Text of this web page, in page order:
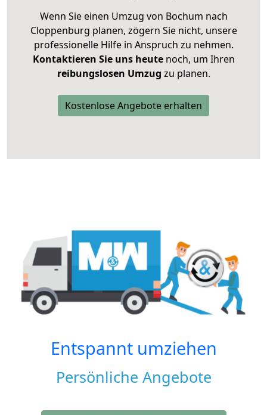
Wenn Sie einen Umzug von Bochum nach
Cloppenburg planen, zögern Sie nicht, unsere
professionelle Hilfe in Anspruch zu nehmen.
Kontaktieren Sie uns heutenoch, um Ihren
reibungslosen Umzug zu planen.
Kostenlose Angebote erhalten
Entspannt umziehen
Persönliche Angebote